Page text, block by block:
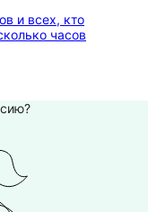
и всех, кто
часов